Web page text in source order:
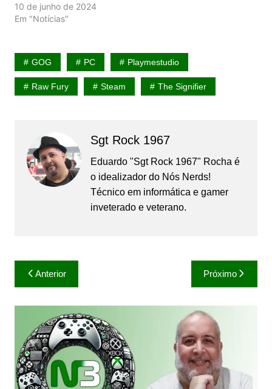
10 de junho de 2024
Em "Notícias"
GOG PC Playmestudio
Raw Fury Steam The Signifier
Sgt Rock 1967
Eduardo "Sgt Rock 1967" Rocha é
o idealizador do Nós Nerds!
Técnico em informática e gamer
inveterado e veterano.
Navegação
de
Post
Anterior Próximo